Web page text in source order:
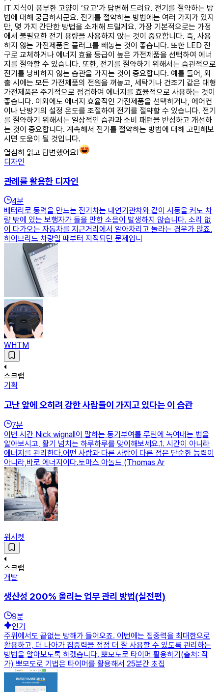
IT 지식이 풍부한 고양이 ‘요고’가 답변해 드려요. 전기를 절약하는 방
법에 대해 궁금하시군요. 전기를 절약하는 방법에는 여러 가지가 있지
만, 몇 가지 간단한 방법을 소개해 드릴게요. 가장 기본적으로는 가정
에서 불필요한 전기 용량을 사용하지 않는 것이 중요합니다. 즉, 사용
하지 않는 가전제품은 플러그를 빼놓는 것이 좋습니다. 또한 LED 전
구로 교체하거나 에너지 효율 등급이 높은 가전제품을 선택하여 에너
지를 절약할 수 있습니다. 또한, 전기를 절약하기 위해서는 습관적으로
전기를 낭비하지 않는 습관을 가지는 것이 중요합니다. 예를 들어, 외
출 시에는 모든 가전제품의 전원을 꺼놓고, 세탁기나 건조기 같은 대형
가전제품은 주기적으로 점검하여 에너지를 효율적으로 사용하는 것이
좋습니다. 이외에도 에너지 효율적인 가전제품을 선택하거나, 에어컨
이나 난방기의 설정 온도를 조절하여 전기를 절약할 수 있습니다. 전기
를 절약하기 위해서는 일상적인 습관과 소비 패턴을 반성하고 개선하
는 것이 중요합니다. 계속해서 전기를 절약하는 방법에 대해 고민해보
시면 도움이 될 것입니다.
열심히 읽고 답변했어요!
디자인
관례를 활용한 디자인
4분
배터리로 동력을 만드는 전기차는 내연기관차와 같이 시동을 켜도 차
량 밖에 있는 보행자가 들을 만한 소음이 발생하지 않습니다. 소리 없
이 다가오는 자동차를 지근거리에서 알아차리고 놀라는 경우가 많죠.
하이브리드 차량일 때부터 지적되던 문제입니
WHTM
스크랩
기획
고난 앞에 오히려 강한 사람들이 가지고 있다는 이 습관
7분
이번 시간 Nick wignall이 말하는 동기부여를 루틴에 녹여내는 법을
알아보시고, 활기 넘치는 하루하루를 맞이해보세요.​1. 시간이 아니라
에너지를 관리한다.어떤 사람과 다른 사람이 다른 점은 단순한 능력이
아니라,바로 에너지이다.토마스 아놀드 (Thomas Ar
위시켓
스크랩
개발
생산성 200% 올리는 업무 관리 방법(실전편)
9분
인기
주위에서도 끝없는 방해가 들어오죠. 이번에는 집중력을 최대한으로
활용하고, 더 나아가 집중력을 점점 더 잘 사용할 수 있도록 관리하는
방법을 알아보도록 하겠습니다. 뽀모도로 타이머 활용하기(출처: 작
가) 뽀모도로 기법은 타이머를 활용해서 25분간 초집